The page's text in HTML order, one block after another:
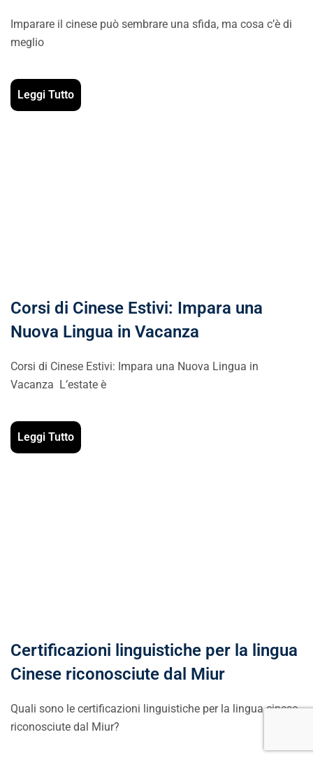
Imparare il cinese può sembrare una sfida, ma cosa c’è di
meglio
Leggi Tutto
Corsi di Cinese Estivi: Impara una
Nuova Lingua in Vacanza
Corsi di Cinese Estivi: Impara una Nuova Lingua in
Vacanza L’estate è
Leggi Tutto
Certificazioni linguistiche per la lingua
Cinese riconosciute dal Miur
Quali sono le certificazioni linguistiche per la lingua cinese
riconosciute dal Miur?